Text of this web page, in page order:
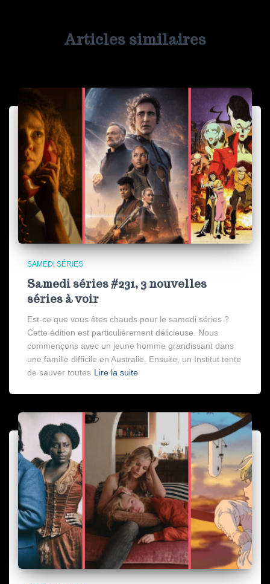
Articles similaires
SAMEDI SÉRIES
Samedi séries #231, 3 nouvelles
séries à voir
Est-ce que vous êtes chauds pour le samedi séries ?
Cette édition est particulièrement délicieuse. Nous
commençons avec un jeune homme grandissant dans
une famille difficile en Australie. Ensuite, un Institut tente
de sauver toutes Lire la suite